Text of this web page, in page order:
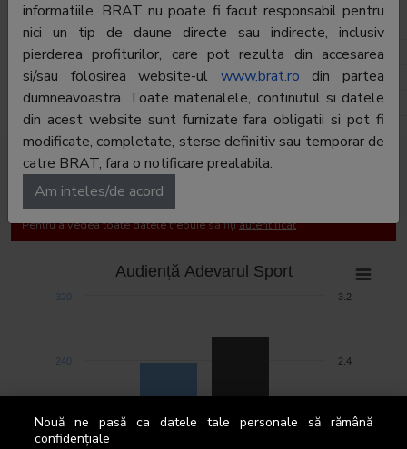
Departament Publicitate Print
Director:
Dana Butnaru
Telefon:
0372-130.100
E-mail:
dana.butnaru@adevarulholding.ro
Cifre de difuzare Audiență
Pentru a vedea toate datele trebuie să fițiautentificat
CpA (mii) CpA (%)
Audiență Adevarul Sport
160
240
320
1.6
2.4
3.2
informatiile. BRAT nu poate fi facut responsabil pentru
nici un tip de daune directe sau indirecte, inclusiv
pierderea profiturilor, care pot rezulta din accesarea
si/sau folosirea website-ul www.brat.ro din partea
dumneavoastra. Toate materialele, continutul si datele
din acest website sunt furnizate fara obligatii si pot fi
modificate, completate, sterse definitiv sau temporar de
catre BRAT, fara o notificare prealabila.
Am inteles/de acord
Nouă ne pasă ca datele tale personale să rămână
confidențiale